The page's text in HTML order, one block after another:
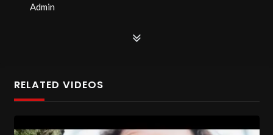
Admin
RELATED VIDEOS